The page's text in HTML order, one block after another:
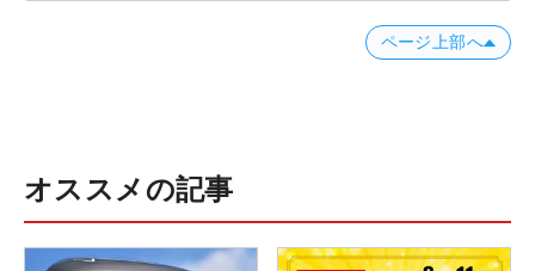
ページ上部へ
オススメの記事